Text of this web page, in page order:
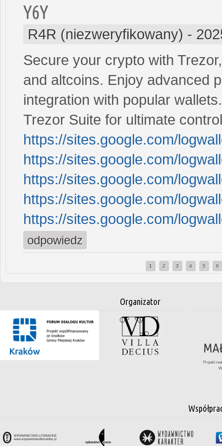
Y6Y
R4R (niezweryfikowany) -
Secure your crypto with
and altcoins. Enjoy advanced
integration with popular
Trezor Suite for ultimate
https://sites.google.com/
https://sites.google.com/
https://sites.google.com/
https://sites.google.com/
https://sites.google.com/
odpowiedz
1 2 3 4 5 6
Organizator
Projekt